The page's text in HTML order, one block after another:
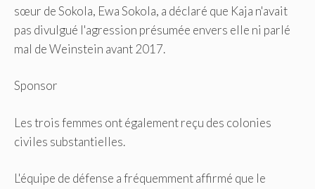
sœur de Sokola, Ewa Sokola, a déclaré que Kaja n'avait
pas divulgué l'agression présumée envers elle ni parlé
mal de Weinstein avant 2017.
Sponsor
Les trois femmes ont également reçu des colonies
civiles substantielles.
L'équipe de défense a fréquemment affirmé que le